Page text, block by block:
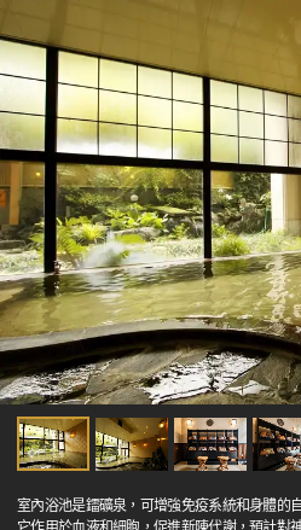
室內浴池是鐳礦泉，可增強免疫系統和身體的